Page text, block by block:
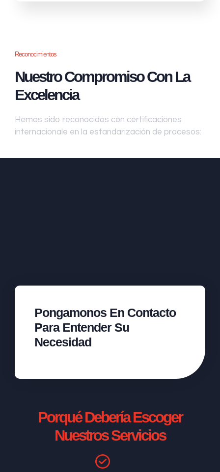
Reconocimientos
Nuestro Compromiso Con La
Excelencia
Hemos sido reconocidos con certificaciones
internacionale en la estandarización de procesos:
Pongamonos En Contacto
Para Entender Su
Necesidad
Porqué Debería Escoger
Nuestros Servicios